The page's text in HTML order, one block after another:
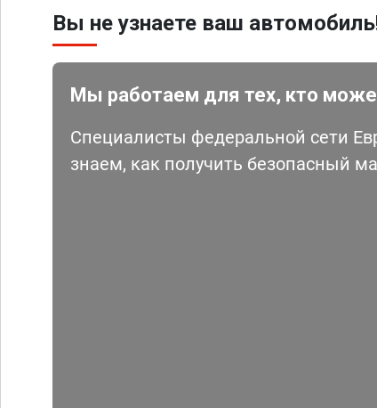
Вы не узнаете ваш
Мы работаем для тех, кто
Специалисты федеральной сети
знаем, как получить безопасный